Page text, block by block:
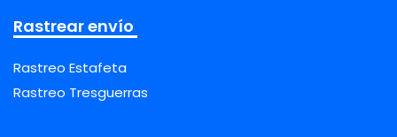
Rastrear envío
Rastreo Estafeta
Rastreo Tresguerras